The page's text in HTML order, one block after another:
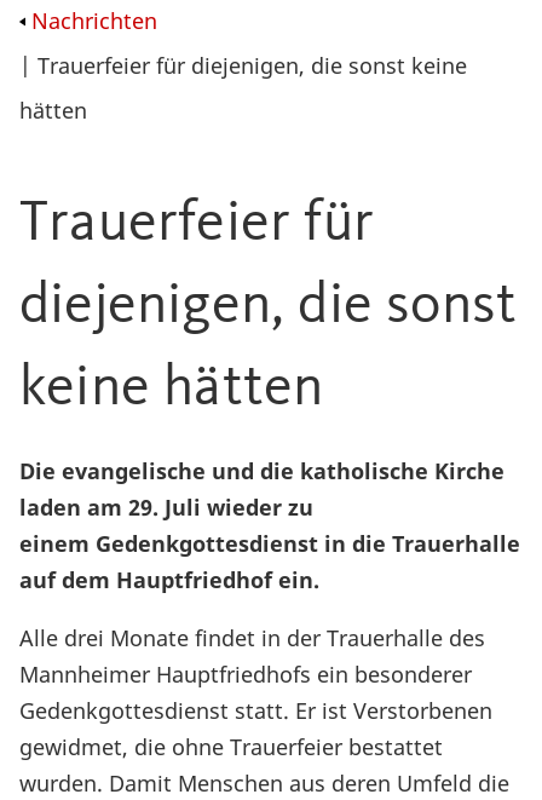
Nachrichten
| Trauerfeier für diejenigen, die sonst keine
hätten
Trauerfeier für
diejenigen, die sonst
keine hätten
Die evangelische und die katholische Kirche
laden am 29. Juli wieder zu
einem Gedenkgottesdienst in die Trauerhalle
auf dem Hauptfriedhof ein.
Alle drei Monate findet in der Trauerhalle des
Mannheimer Hauptfriedhofs ein besonderer
Gedenkgottesdienst statt. Er ist Verstorbenen
gewidmet, die ohne Trauerfeier bestattet
wurden. Damit Menschen aus deren Umfeld die